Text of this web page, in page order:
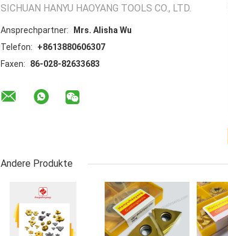
SICHUAN HANYU HAOYANG TOOLS CO., LTD.
Ansprechpartner:
Mrs. Alisha Wu
Telefon:
+8613880606307
Faxen:
86-028-82633683
Andere Produkte